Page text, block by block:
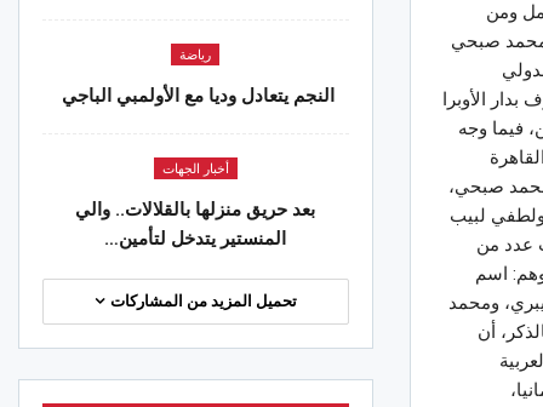
ومن
محمد صبحي
الأوبرا
فيما وجه
محمد صبحي،
ولطفي لبيب
عدد من
اسم
ومحمد
أن
رياضة
النجم يتعادل وديا مع الأولمبي الباجي
أخبار الجهات
بعد حريق منزلها بالقلالات.. والي
المنستير يتدخل لتأمين…
تحميل المزيد من المشاركات